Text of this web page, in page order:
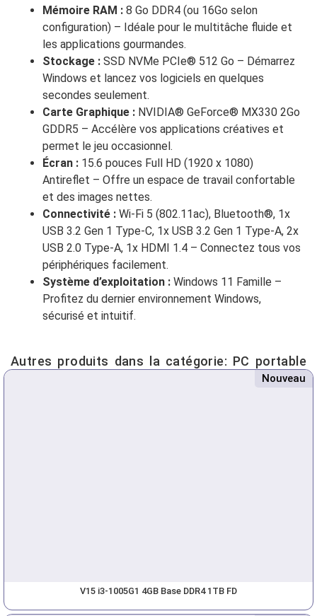
Mémoire RAM : 8 Go DDR4 (ou 16Go selon
configuration) – Idéale pour le multitâche fluide et
les applications gourmandes.
Stockage : SSD NVMe PCIe® 512 Go – Démarrez
Windows et lancez vos logiciels en quelques
secondes seulement.
Carte Graphique : NVIDIA® GeForce® MX330 2Go
GDDR5 – Accélère vos applications créatives et
permet le jeu occasionnel.
Écran : 15.6 pouces Full HD (1920 x 1080)
Antireflet – Offre un espace de travail confortable
et des images nettes.
Connectivité : Wi-Fi 5 (802.11ac), Bluetooth®, 1x
USB 3.2 Gen 1 Type-C, 1x USB 3.2 Gen 1 Type-A, 2x
USB 2.0 Type-A, 1x HDMI 1.4 – Connectez tous vos
périphériques facilement.
Système d’exploitation : Windows 11 Famille –
Profitez du dernier environnement Windows,
sécurisé et intuitif.
Autres produits dans la catégorie: PC portable
Nouveau
V15 i3-1005G1 4GB Base DDR4 1TB FD